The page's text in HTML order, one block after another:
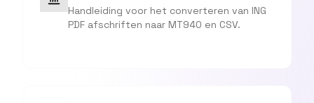
Handleiding voor het converteren van ING
PDF afschriften naar MT940 en CSV.